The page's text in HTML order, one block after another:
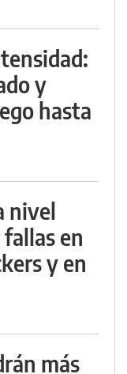
y
hasta
nivel
en
y en
más